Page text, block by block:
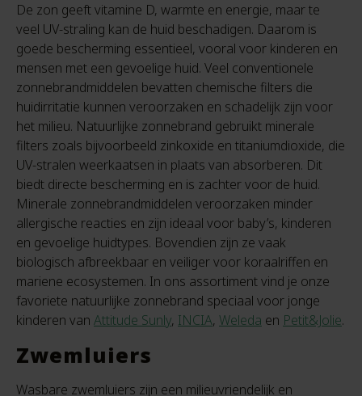
De zon geeft vitamine D, warmte en energie, maar te
veel UV-straling kan de huid beschadigen. Daarom is
goede bescherming essentieel, vooral voor kinderen en
mensen met een gevoelige huid. Veel conventionele
zonnebrandmiddelen bevatten chemische filters die
huidirritatie kunnen veroorzaken en schadelijk zijn voor
het milieu. Natuurlijke zonnebrand gebruikt minerale
filters zoals bijvoorbeeld zinkoxide en titaniumdioxide, die
UV-stralen weerkaatsen in plaats van absorberen. Dit
biedt directe bescherming en is zachter voor de huid.
Minerale zonnebrandmiddelen veroorzaken minder
allergische reacties en zijn ideaal voor baby’s, kinderen
en gevoelige huidtypes. Bovendien zijn ze vaak
biologisch afbreekbaar en veiliger voor koraalriffen en
mariene ecosystemen. In ons assortiment vind je onze
favoriete natuurlijke zonnebrand speciaal voor jonge
kinderen van Attitude Sunly, INCIA, Weleda en Petit&Jolie.
Zwemluiers
Wasbare zwemluiers zijn een milieuvriendelijk en